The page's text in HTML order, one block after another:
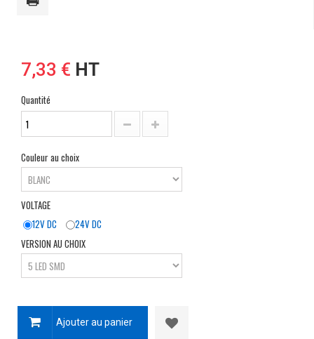
7,33 € HT
Quantité
Couleur au choix
VOLTAGE
12V DC
24V DC
VERSION AU CHOIX
Ajouter au panier